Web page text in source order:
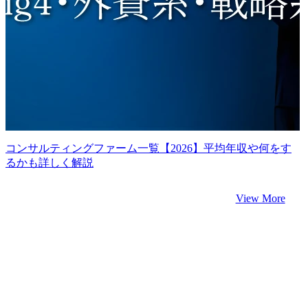
コンサルティングファーム一覧【2026】平均年収や何をす
るかも詳しく解説
View More